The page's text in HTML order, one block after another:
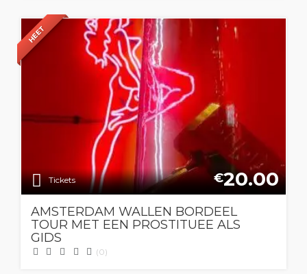
HEET
Tickets €20.00
AMSTERDAM WALLEN BORDEEL
TOUR MET EEN PROSTITUEE ALS
GIDS
(0)